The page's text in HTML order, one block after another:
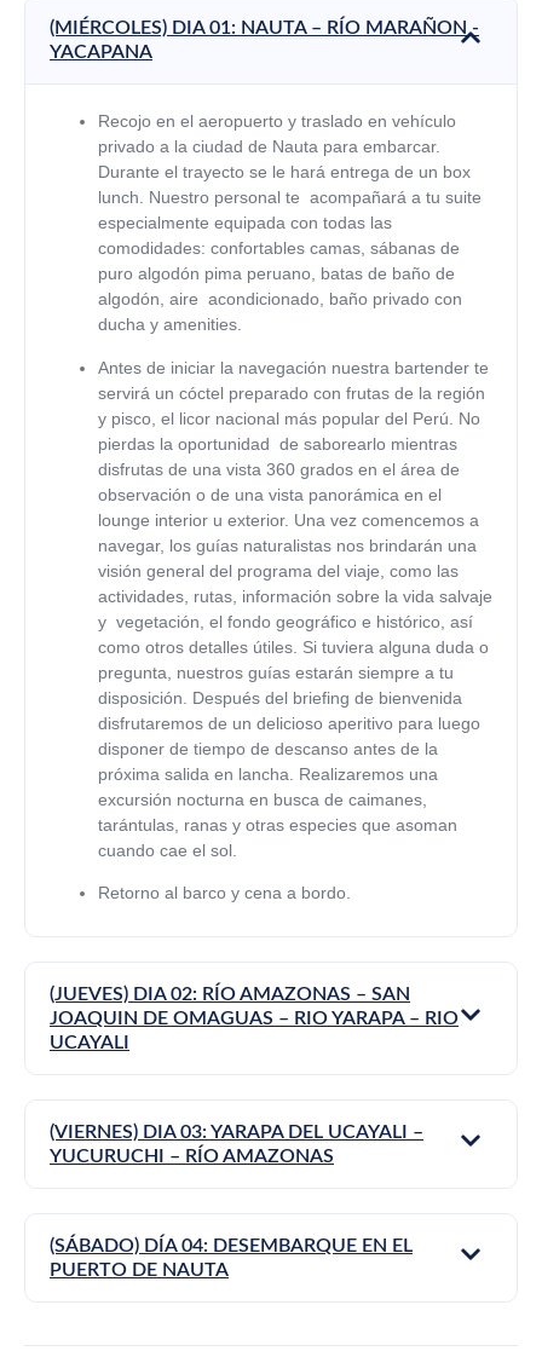
(MIÉRCOLES) DIA 01: NAUTA – RÍO MARAÑON -
YACAPANA
Recojo en el aeropuerto y traslado en vehículo
privado a la ciudad de Nauta para embarcar.
Durante el trayecto se le hará entrega de un box
lunch. Nuestro personal te acompañará a tu suite
especialmente equipada con todas las
comodidades: confortables camas, sábanas de
puro algodón pima peruano, batas de baño de
algodón, aire acondicionado, baño privado con
ducha y amenities.
Antes de iniciar la navegación nuestra bartender te
servirá un cóctel preparado con frutas de la región
y pisco, el licor nacional más popular del Perú. No
pierdas la oportunidad de saborearlo mientras
disfrutas de una vista 360 grados en el área de
observación o de una vista panorámica en el
lounge interior u exterior. Una vez comencemos a
navegar, los guías naturalistas nos brindarán una
visión general del programa del viaje, como las
actividades, rutas, información sobre la vida salvaje
y vegetación, el fondo geográfico e histórico, así
como otros detalles útiles. Si tuviera alguna duda o
pregunta, nuestros guías estarán siempre a tu
disposición. Después del briefing de bienvenida
disfrutaremos de un delicioso aperitivo para luego
disponer de tiempo de descanso antes de la
próxima salida en lancha. Realizaremos una
excursión nocturna en busca de caimanes,
tarántulas, ranas y otras especies que asoman
cuando cae el sol.
Retorno al barco y cena a bordo.
(JUEVES) DIA 02: RÍO AMAZONAS – SAN
JOAQUIN DE OMAGUAS – RIO YARAPA – RIO
UCAYALI
(VIERNES) DIA 03: YARAPA DEL UCAYALI –
YUCURUCHI – RÍO AMAZONAS
(SÁBADO) DÍA 04: DESEMBARQUE EN EL
PUERTO DE NAUTA